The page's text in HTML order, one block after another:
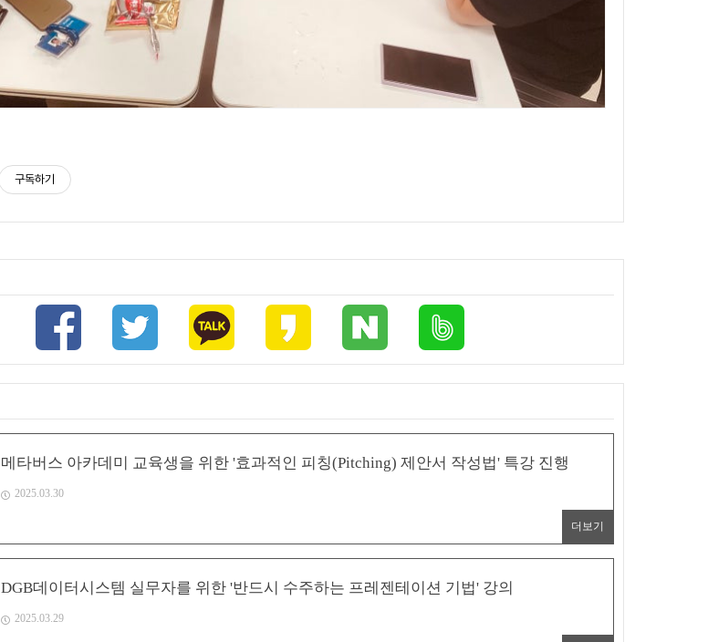
구독하기
메타버스 아카데미 교육생을 위한 '효과적인 피칭(Pitching) 제안서 작성법' 특강 진행
2025.03.30
더보기
DGB데이터시스템 실무자를 위한 '반드시 수주하는 프레젠테이션 기법' 강의
2025.03.29